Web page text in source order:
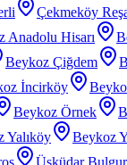
Çekmeköy
Anadolu Hisarı
Beykoz Çiğdem
İncirköy
Beykoz Örnek
Yalıköy Beykoz
Üsküdar